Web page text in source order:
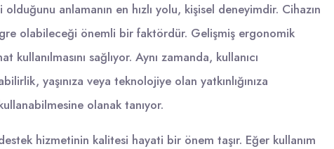
anlamanın en hızlı yolu, kişisel deneyimdir. Cihazın
olabileceği önemli bir faktördür. Gelişmiş ergonomik
kullanılmasını sağlıyor. Aynı zamanda, kullanıcı
yaşınıza veya teknolojiye olan yatkınlığınıza
olanak tanıyor.
hizmetinin kalitesi hayati bir önem taşır. Eğer kullanım